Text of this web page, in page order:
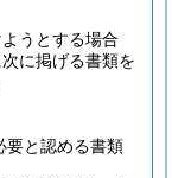
うとする場合
に掲げる書類を
要と認める書類